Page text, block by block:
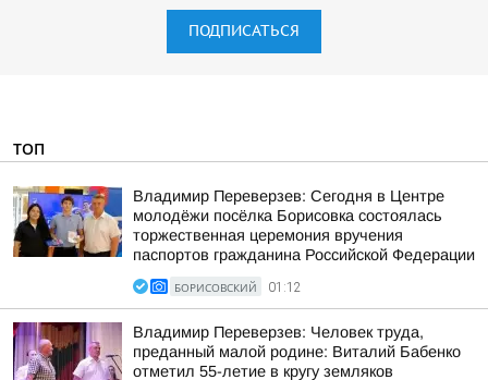
ПОДПИСАТЬСЯ
ТОП
Владимир Переверзев: Сегодня в Центре
молодёжи посёлка Борисовка состоялась
торжественная церемония вручения
паспортов гражданина Российской Федерации
БОРИСОВСКИЙ 01:12
Владимир Переверзев: Человек труда,
преданный малой родине: Виталий Бабенко
отметил 55-летие в кругу земляков